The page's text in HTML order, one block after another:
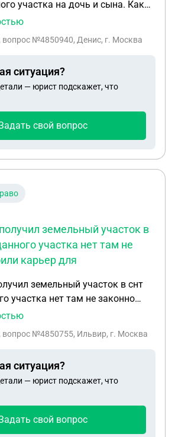
участка на дочь и сына. Как
человек находится в
при подписании документа.
, вопрос №4850940, Денис, г. Москва
ситуация?
— юрист подскажет, что
свой вопрос
земельный участок в
участка нет там не
карьер для
земельный участок в снт
нет там не законно
для добычи песка когда ни кто
снт несет ответственность за
, вопрос №4850755, Ильвир, г. Москва
ситуация?
— юрист подскажет, что
свой вопрос